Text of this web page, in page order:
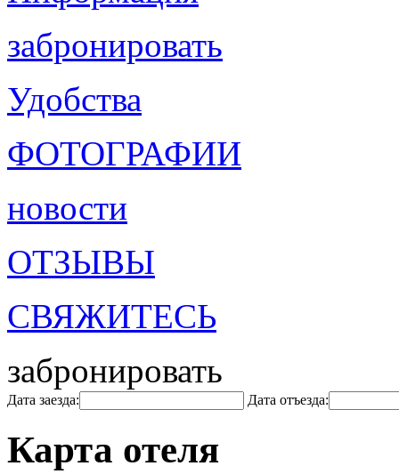
забронировать
Удобства
ФОТОГРАФИИ
новости
ОТЗЫВЫ
СВЯЖИТЕСЬ
забронировать
Дата заезда: Дата отъезда:
Карта отеля